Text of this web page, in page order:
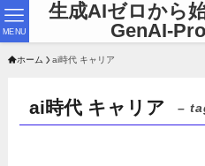
生成AIゼロから
GenAI-
MENU
ホーム ai時代 キャリア
ai時代 キャリア –